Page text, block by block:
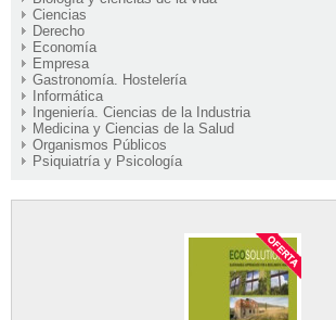
Ciencias
Derecho
Economía
Empresa
Gastronomía. Hostelería
Informática
Ingeniería. Ciencias de la Industria
Medicina y Ciencias de la Salud
Organismos Públicos
Psiquiatría y Psicología